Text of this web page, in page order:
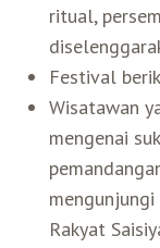
ritual,
Festival
Wisatawan
mengenai
Rakyat